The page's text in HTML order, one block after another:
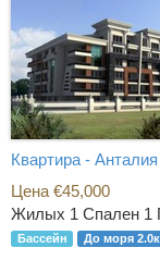
Квартира -
Цена €45,000
Жилых 1 Спален 1
Бассейн До моря